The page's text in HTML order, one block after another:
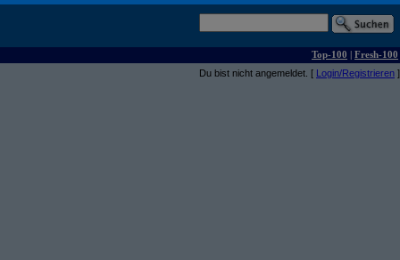
Top-100 | Fresh-100
Du bist nicht angemeldet. [ Login/Registrieren ]